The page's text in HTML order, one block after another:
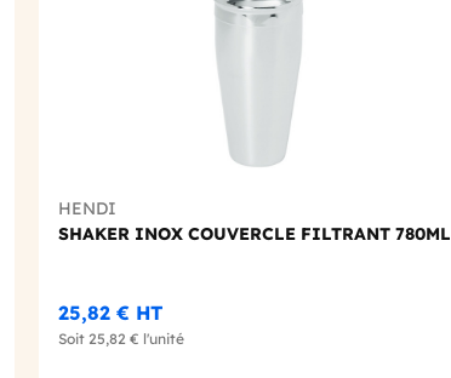
HENDI
SHAKER INOX COUVERCLE FILTRANT 780ML
25,82 € HT
Soit 25,82 € l'unité